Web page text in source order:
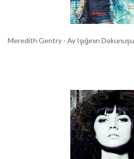
Meredith Gentry - Ay Işığının Dokunuşu